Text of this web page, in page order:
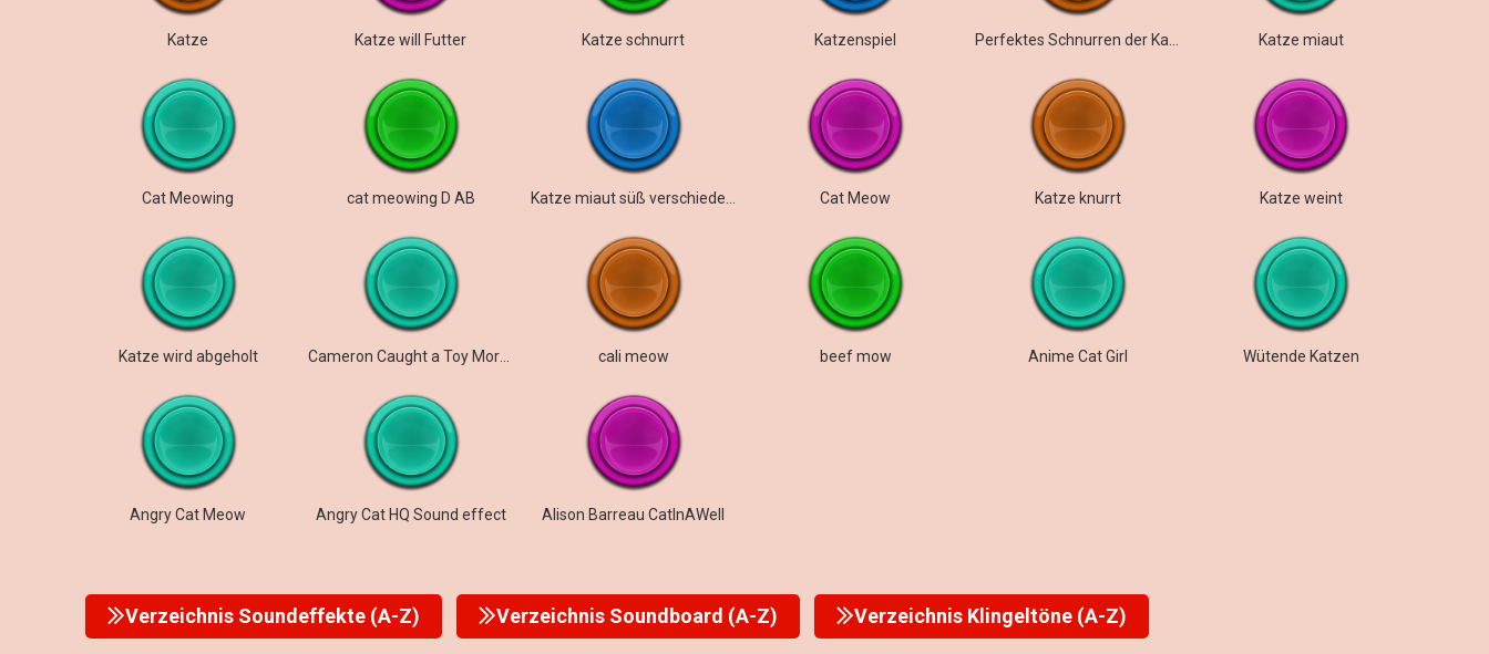
Katze Katze will Futter Katze schnurrt Katzenspiel Katze miaut
Cat Meowing cat meowing D AB Cat Meow Katze knurrt Katze weint
Katze wird abgeholt Cameron Caught a Toy Morphagene Reel cali meow beef mow Anime Cat Girl Wütende Katzen
Angry Cat Meow Angry Cat HQ Sound effect Alison Barreau CatInAWell
Verzeichnis Soundeffekte (A-Z) Verzeichnis Soundboard (A-Z) Verzeichnis Klingeltöne (A-Z)